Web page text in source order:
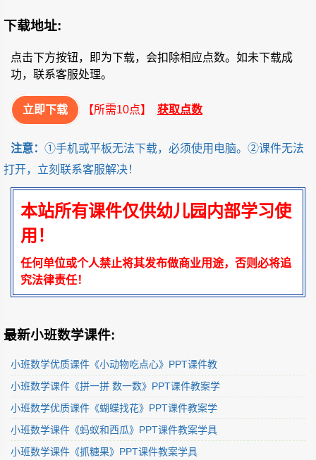
下载地址:
点击下方按钮，即为下载，会扣除相应点数。如未下载成
功，联系客服处理。
立即下载 【所需10点】 获取点数
注意： ①手机或平板无法下载，必须使用电脑。②课件无法
打开，立刻联系客服解决！
本站所有课件仅供幼儿园内部学习使
用！
任何单位或个人禁止将其发布做商业用途，否则必将追
究法律责任！
最新小班数学课件:
小班数学优质课件《小动物吃点心》PPT课件教
小班数学课件《拼一拼 数一数》PPT课件教案学
小班数学优质课件《蝴蝶找花》PPT课件教案学
小班数学课件《蚂蚁和西瓜》PPT课件教案学具
小班数学课件《抓糖果》PPT课件教案学具